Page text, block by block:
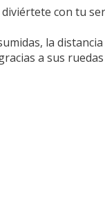
con tu
la
a sus